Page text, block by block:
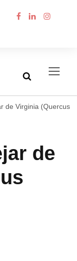
de Virginia (Quercus
de